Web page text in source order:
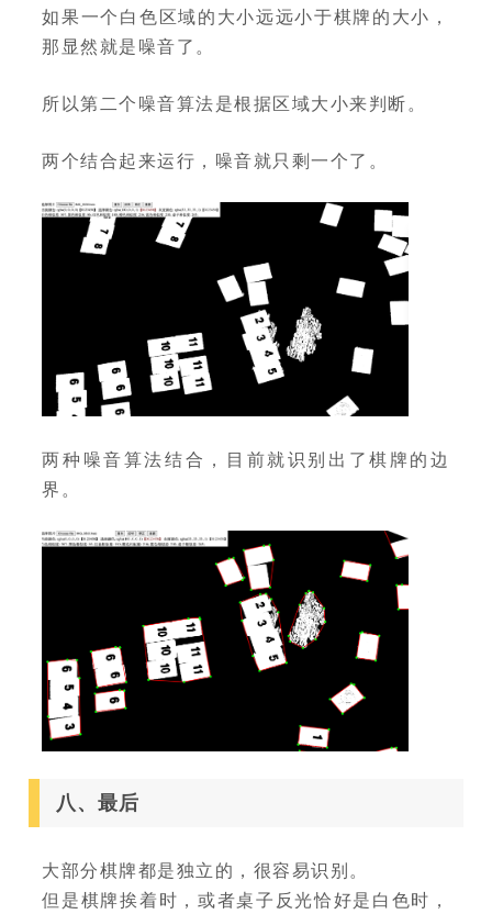
如果一个白色区域的大小远远小于棋牌的大小，
那显然就是噪音了。
所以第二个噪音算法是根据区域大小来判断。
两个结合起来运行，噪音就只剩一个了。
两种噪音算法结合，目前就识别出了棋牌的边
界。
八、最后
大部分棋牌都是独立的，很容易识别。
但是棋牌挨着时，或者桌子反光恰好是白色时，